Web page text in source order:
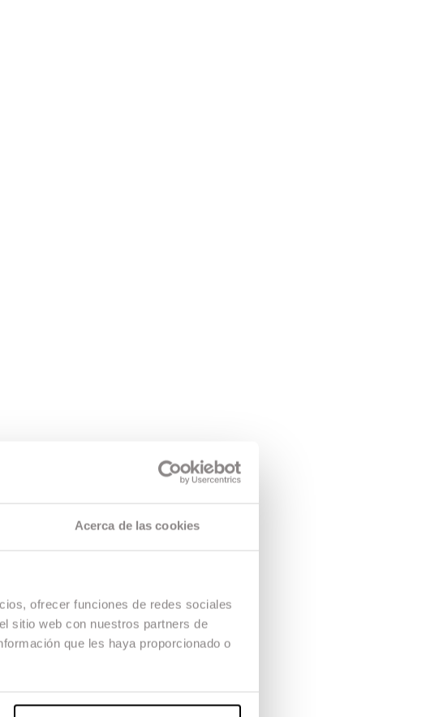
Acerca de las cookies
ofrecer funciones de redes sociales
sitio web con nuestros partners de
que les haya proporcionado o